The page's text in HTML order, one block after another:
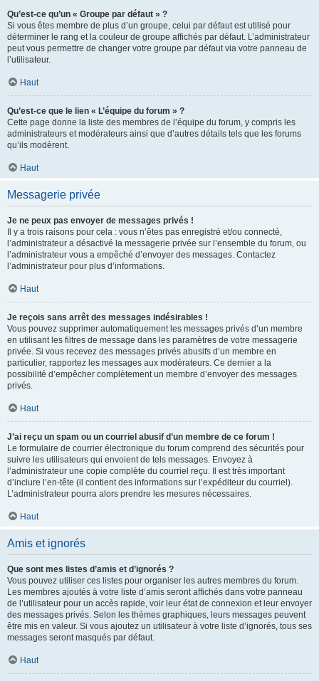
Qu’est-ce qu’un « Groupe par défaut » ?
Si vous êtes membre de plus d’un groupe, celui par défaut est utilisé pour
déterminer le rang et la couleur de groupe affichés par défaut. L’administrateur
peut vous permettre de changer votre groupe par défaut via votre panneau de
l’utilisateur.
Haut
Qu’est-ce que le lien « L’équipe du forum » ?
Cette page donne la liste des membres de l’équipe du forum, y compris les
administrateurs et modérateurs ainsi que d’autres détails tels que les forums
qu’ils modèrent.
Haut
Messagerie privée
Je ne peux pas envoyer de messages privés !
Il y a trois raisons pour cela : vous n’êtes pas enregistré et/ou connecté,
l’administrateur a désactivé la messagerie privée sur l’ensemble du forum, ou
l’administrateur vous a empêché d’envoyer des messages. Contactez
l’administrateur pour plus d’informations.
Haut
Je reçois sans arrêt des messages indésirables !
Vous pouvez supprimer automatiquement les messages privés d’un membre
en utilisant les filtres de message dans les paramètres de votre messagerie
privée. Si vous recevez des messages privés abusifs d’un membre en
particulier, rapportez les messages aux modérateurs. Ce dernier a la
possibilité d’empêcher complètement un membre d’envoyer des messages
privés.
Haut
J’ai reçu un spam ou un courriel abusif d’un membre de ce forum !
Le formulaire de courrier électronique du forum comprend des sécurités pour
suivre les utilisateurs qui envoient de tels messages. Envoyez à
l’administrateur une copie complète du courriel reçu. Il est très important
d’inclure l’en-tête (il contient des informations sur l’expéditeur du courriel).
L’administrateur pourra alors prendre les mesures nécessaires.
Haut
Amis et ignorés
Que sont mes listes d’amis et d’ignorés ?
Vous pouvez utiliser ces listes pour organiser les autres membres du forum.
Les membres ajoutés à votre liste d’amis seront affichés dans votre panneau
de l’utilisateur pour un accès rapide, voir leur état de connexion et leur envoyer
des messages privés. Selon les thèmes graphiques, leurs messages peuvent
être mis en valeur. Si vous ajoutez un utilisateur à votre liste d’ignorés, tous ses
messages seront masqués par défaut.
Haut